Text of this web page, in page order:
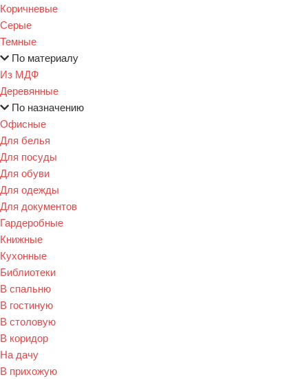
Коричневые
Серые
Темные
По материалу
Из МДФ
Деревянные
По назначению
Офисные
Для белья
Для посуды
Для обуви
Для одежды
Для документов
Гардеробные
Книжные
Кухонные
Библиотеки
В спальню
В гостиную
В столовую
В коридор
На дачу
В прихожую